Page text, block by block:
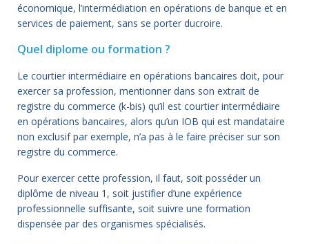
économique, l’intermédiation en opérations de banque et en
services de paiement, sans se porter ducroire.
Quel diplome ou formation ?
Le courtier intermédiaire en opérations bancaires doit, pour
exercer sa profession, mentionner dans son extrait de
registre du commerce (k-bis) qu’il est courtier intermédiaire
en opérations bancaires, alors qu’un IOB qui est mandataire
non exclusif par exemple, n’a pas à le faire préciser sur son
registre du commerce.
Pour exercer cette profession, il faut, soit posséder un
diplôme de niveau 1, soit justifier d’une expérience
professionnelle suffisante, soit suivre une formation
dispensée par des organismes spécialisés.